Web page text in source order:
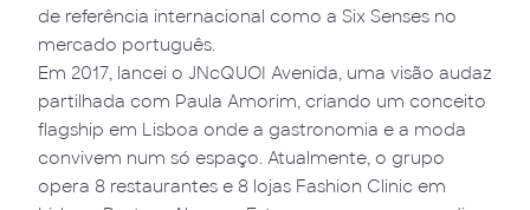
de referência internacional como a Six Senses no
mercado português.
Em 2017, lancei o JNcQUOI Avenida, uma visão audaz
partilhada com Paula Amorim, criando um conceito
flagship em Lisboa onde a gastronomia e a moda
convivem num só espaço. Atualmente, o grupo
opera 8 restaurantes e 8 lojas Fashion Clinic em